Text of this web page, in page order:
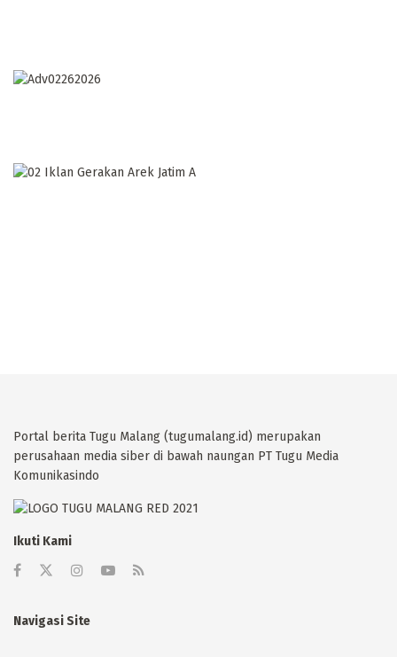
Portal berita Tugu Malang (tugumalang.id) merupakan
perusahaan media siber di bawah naungan PT Tugu Media
Komunikasindo
Ikuti Kami
Navigasi Site